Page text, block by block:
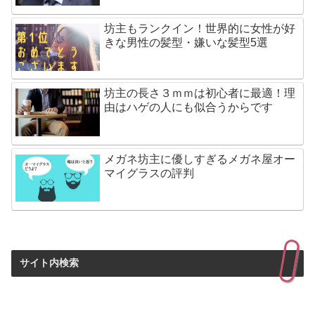
坊主もランクイン！世界的に女性が好
きな男性の髪型・嫌いな髪型5選
坊主の長さ３ｍｍは初心者に最適！理
由はハゲの人にも似合うからです
メガネ坊主に優しすぎるメガネ屋オー
マイグラスの評判
サイト内検索